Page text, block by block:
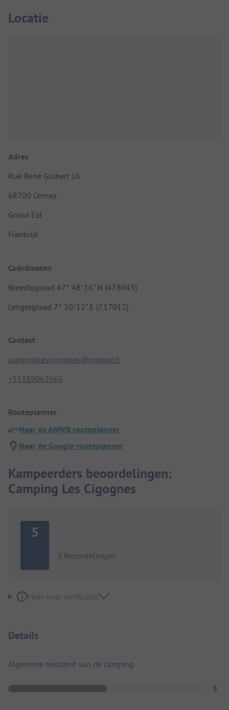
Locatie
Adres
Rue René Guibert 16
68700 Cernay
Grand Est
Frankrijk
Coördinaten
Breedtegraad 47° 48' 16" N (47.8045)
Lengtegraad 7° 10' 12" E (7.17012)
Contact
campinglescigognes@orange.fr
+33389062066
Routeplanner
Naar de ANWB routeplanner
Naar de Google routeplanner
Kampeerders beoordelingen:
Camping Les Cigognes
5
3 Beoordelingen
Meer over verificatie
Details
Algemene toestand van de camping
5